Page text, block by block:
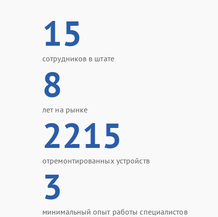
15
сотрудников в штате
8
лет на рынке
2215
отремонтированных устройств
3
минимальный опыт работы специалистов